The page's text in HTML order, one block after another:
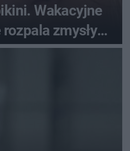
Wakacyjne
zmysły
fanów